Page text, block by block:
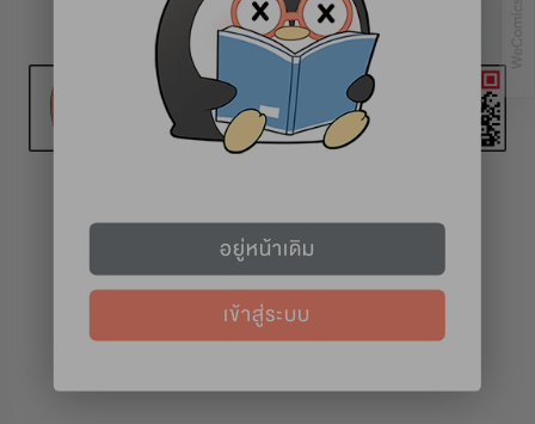
ทุก 2 สัปดาห์ (วันศุกร์)
อยู่หน้าเดิม
เข้าสู่ระบบ